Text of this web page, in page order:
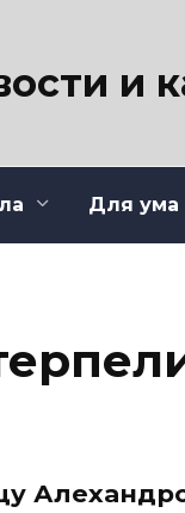
и
Для ума